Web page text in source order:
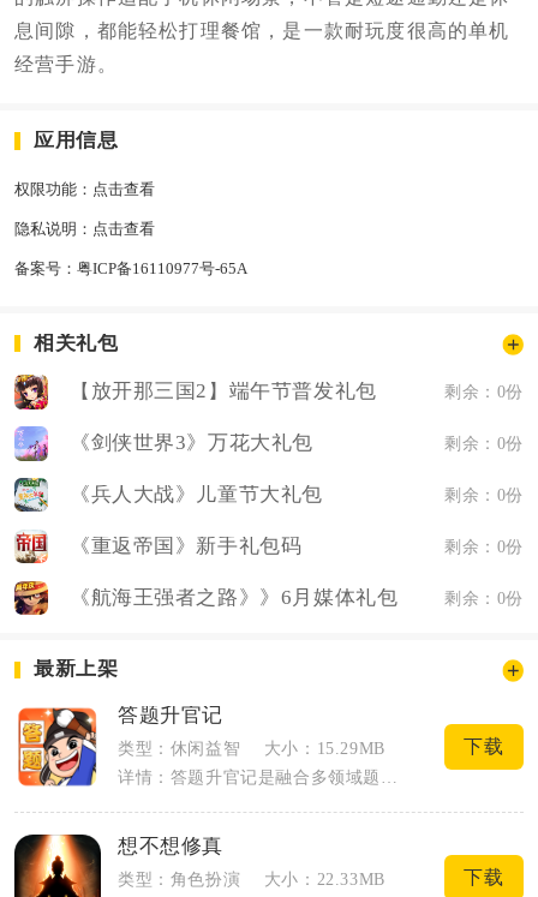
息间隙，都能轻松打理餐馆，是一款耐玩度很高的单机
经营手游。
应用信息
权限功能： 点击查看
隐私说明： 点击查看
备案号： 粤ICP备16110977号-65A
相关礼包
【放开那三国2】端午节普发礼包 剩余：0份
《剑侠世界3》万花大礼包 剩余：0份
《兵人大战》儿童节大礼包 剩余：0份
《重返帝国》新手礼包码 剩余：0份
《航海王强者之路》》6月媒体礼包 剩余：0份
最新上架
答题升官记
类型：休闲益智
大小：15.29MB
详情：答题升官记是融合多领域题库与古代仕途养成的休闲答题手游，玩家以布衣身份依靠答...
下载
想不想修真
类型：角色扮演
大小：22.33MB
下载